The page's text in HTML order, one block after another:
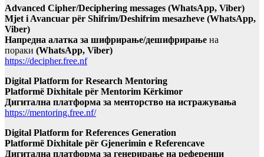
Advanced Cipher/Deciphering messages (WhatsApp, Viber)
Mjet i Avancuar për Shifrim/Deshifrim mesazheve (WhatsApp,
Viber)
Напредна алатка за шифрирање/дешифрирање на
пораки (WhatsApp, Viber)
https://decipher.free.nf
Digital Platform for Research Mentoring
Platformë Dixhitale për Mentorim Kërkimor
Дигитална платформа за менторство на истражувања
https://mentoring.free.nf/
Digital Platform for References Generation
Platformë Dixhitale për Gjenerimin e Referencave
Дигитална платформа за генерирање на референци